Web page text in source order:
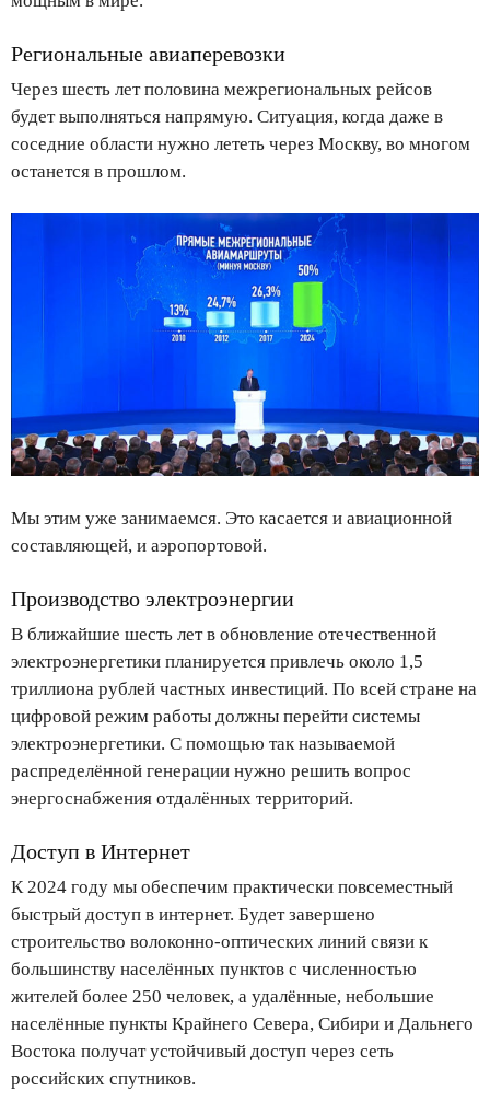
Региональные авиаперевозки
Через шесть лет половина межрегиональных рейсов
будет выполняться напрямую. Ситуация, когда даже в
соседние области нужно лететь через Москву, во многом
останется в прошлом.
Мы этим уже занимаемся. Это касается и авиационной
составляющей, и аэропортовой.
Производство электроэнергии
В ближайшие шесть лет в обновление отечественной
электроэнергетики планируется привлечь около 1,5
триллиона рублей частных инвестиций. По всей стране на
цифровой режим работы должны перейти системы
электроэнергетики. С помощью так называемой
распределённой генерации нужно решить вопрос
энергоснабжения отдалённых территорий.
Доступ в Интернет
К 2024 году мы обеспечим практически повсеместный
быстрый доступ в интернет. Будет завершено
строительство волоконно-оптических линий связи к
большинству населённых пунктов с численностью
жителей более 250 человек, а удалённые, небольшие
населённые пункты Крайнего Севера, Сибири и Дальнего
Востока получат устойчивый доступ через сеть
российских спутников.